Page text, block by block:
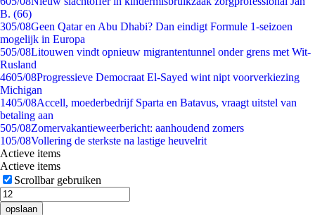
B. (66)
305/08Geen Qatar en Abu Dhabi? Dan eindigt Formule 1-seizoen
mogelijk in Europa
505/08Litouwen vindt opnieuw migrantentunnel onder grens met Wit-
Rusland
4605/08Progressieve Democraat El-Sayed wint nipt voorverkiezing
Michigan
1405/08Accell, moederbedrijf Sparta en Batavus, vraagt uitstel van
betaling aan
505/08Zomervakantieweerbericht: aanhoudend zomers
105/08Vollering de sterkste na lastige heuvelrit
Actieve items
Actieve items
Scrollbar gebruiken
opslaan